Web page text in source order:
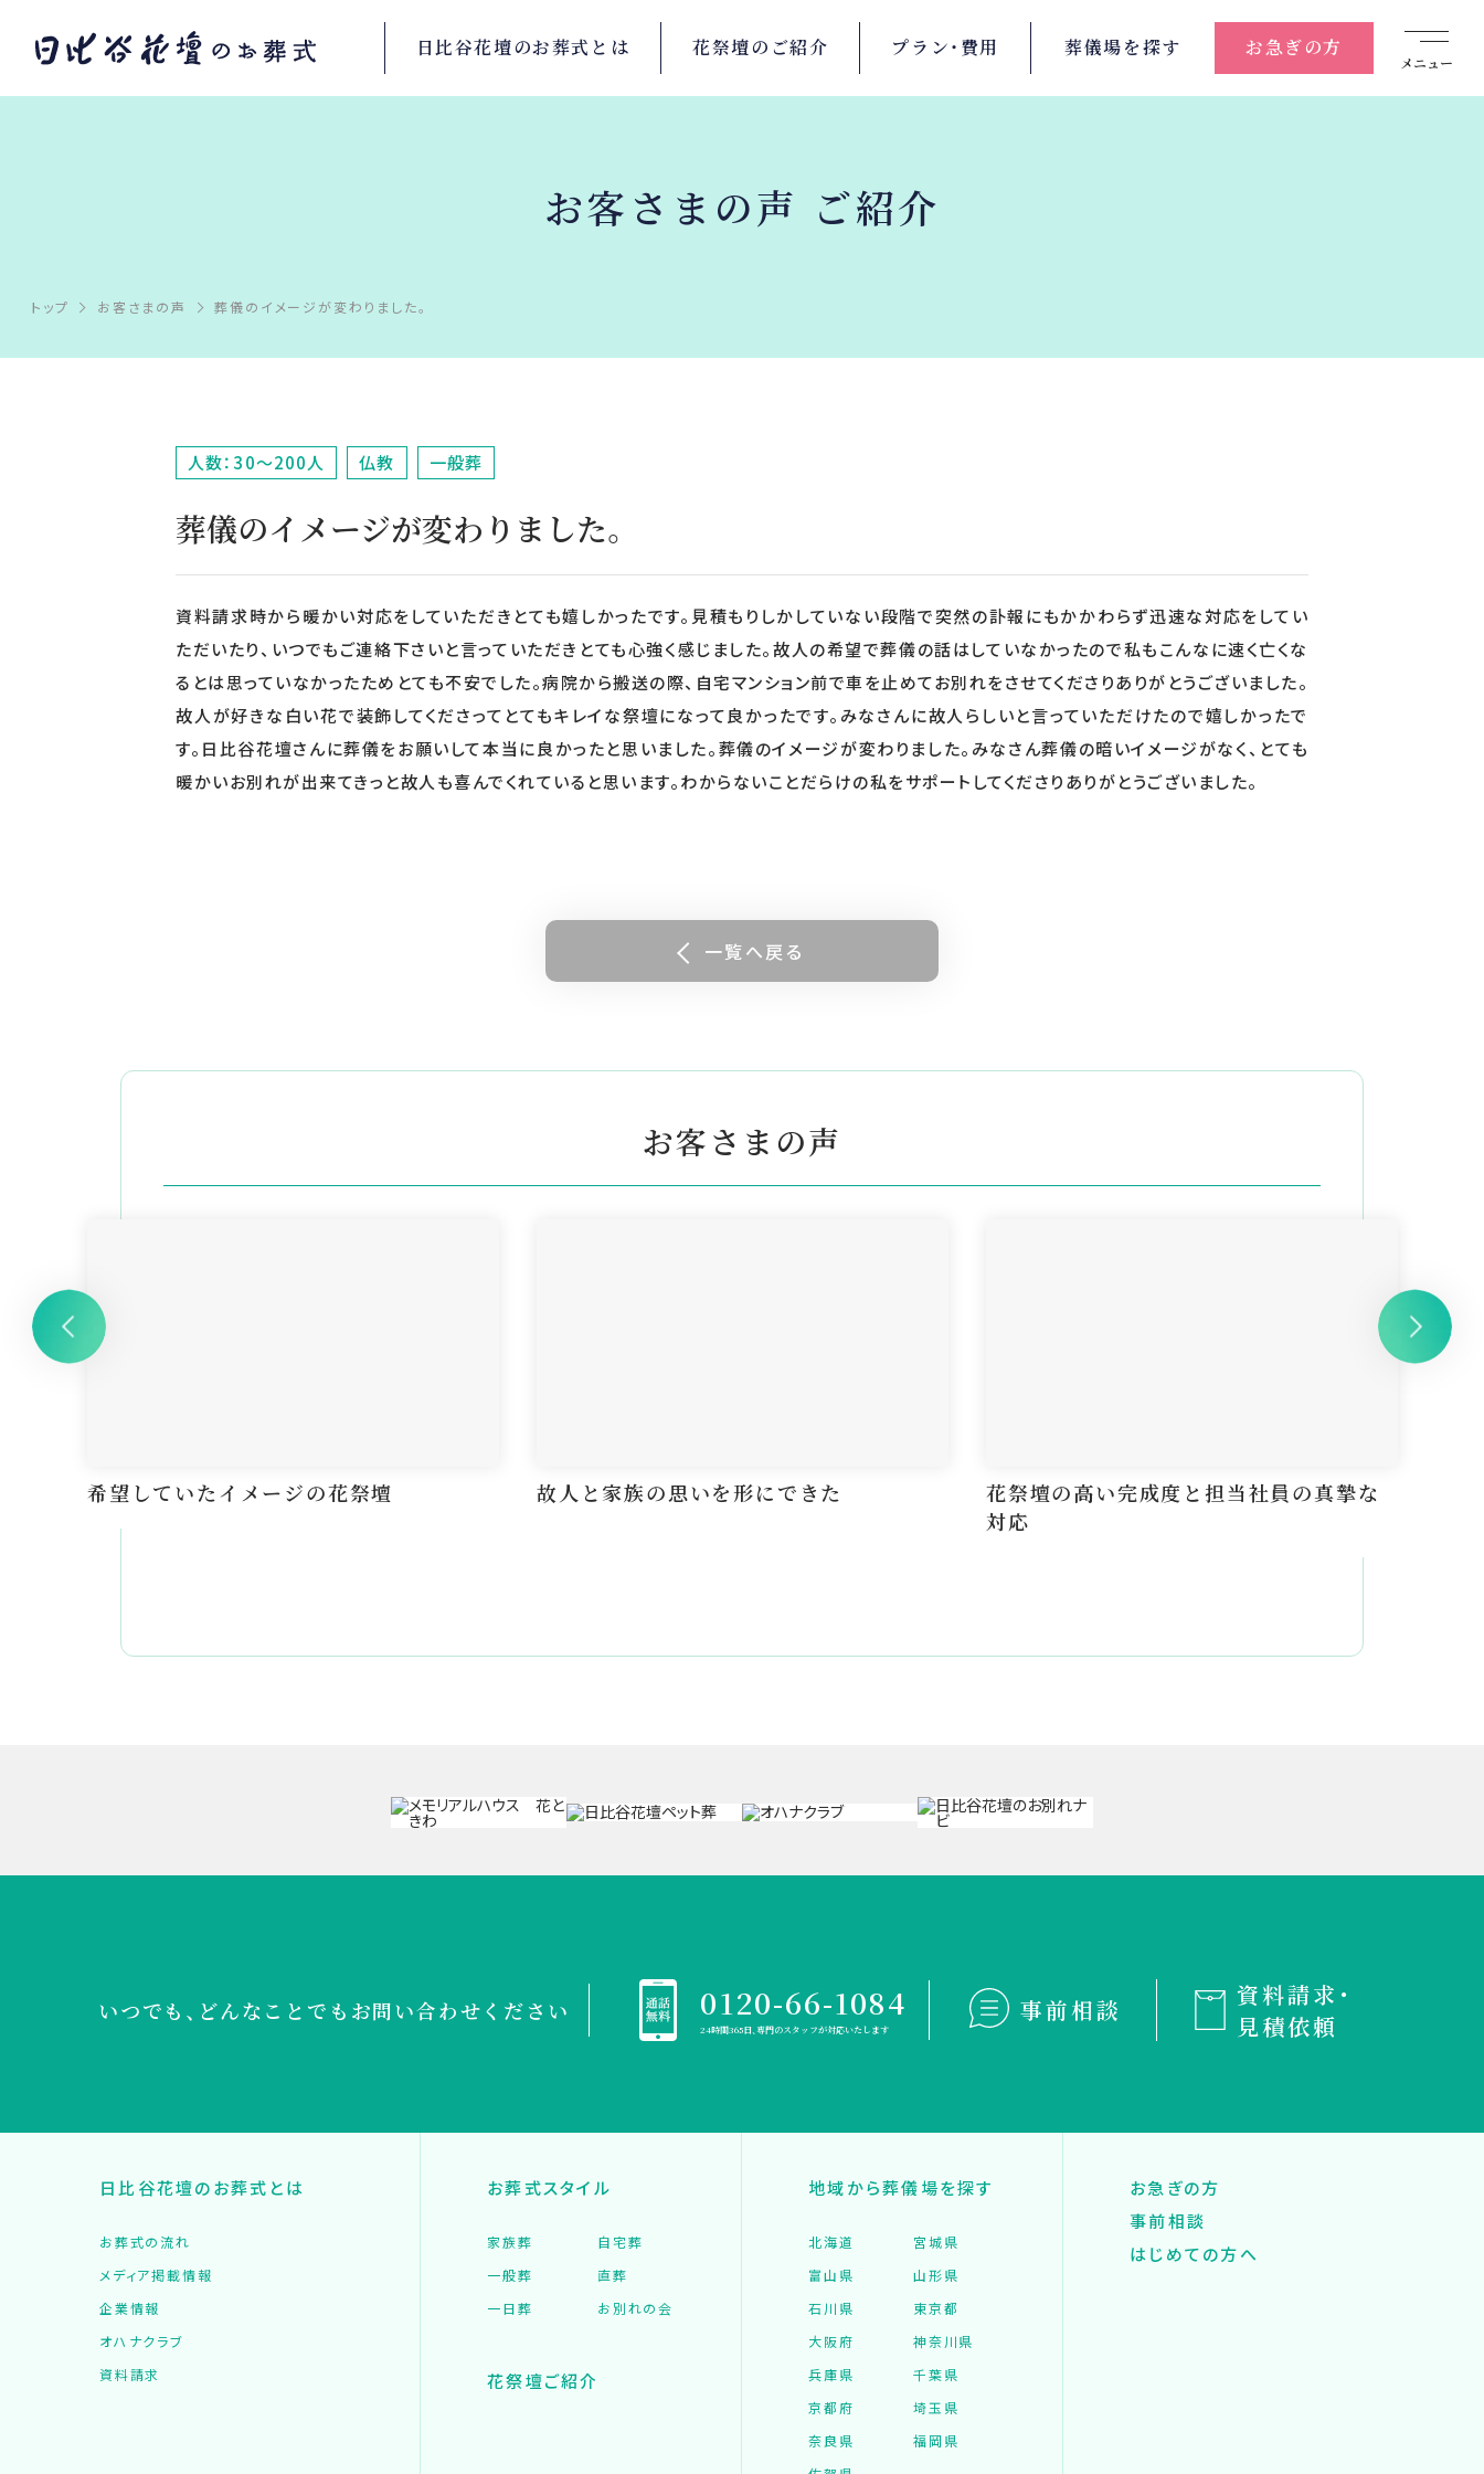
メニュー
日比谷花壇のお葬式とは 花祭壇の ご紹介 プラン・ 費用 葬儀場を探す お急ぎの方
お客さまの声 ご紹介
トップ お客さまの声 葬儀のイメージが変わりました。
人数：30～200人 仏教 一般葬
葬儀のイメージが変わりました。
資料請求時から暖かい対応をしていただきとても嬉しかったです。見積もりしかしていない段階で突然の訃報にもかかわらず迅速な対応をしてい
ただいたり、いつでもご連絡下さいと言っていただきとても心強く感じました。故人の希望で葬儀の話はしていなかったので私もこんなに速く亡くな
るとは思っていなかったためとても不安でした。病院から搬送の際、自宅マンション前で車を止めてお別れをさせてくださりありがとうございました。
故人が好きな白い花で装飾してくださってとてもキレイな祭壇になって良かったです。みなさんに故人らしいと言っていただけたので嬉しかったで
す。日比谷花壇さんに葬儀をお願いして本当に良かったと思いました。葬儀のイメージが変わりました。みなさん葬儀の暗いイメージがなく、とても
暖かいお別れが出来てきっと故人も喜んでくれていると思います。わからないことだらけの私をサポートしてくださりありがとうございました。
一覧へ戻る
お客さまの声
希望していたイメージの花祭壇 故人と家族の思いを形にできた
花祭壇の高い完成度と担当社員の真摯な
対応
いつでも、どんなことでも お問い合わせください 0120-66-1084
24時間365日、専門のスタッフが対応いたします
事前相談
資料請求・
見積依頼
日比谷花壇のお葬式とは
お葬式の流れ
メディア掲載情報
企業情報
オハナクラブ
資料請求
お葬式スタイル
家族葬
自宅葬
一般葬
直葬
一日葬
お別れの会
花祭壇ご紹介
地域から葬儀場を探す
北海道
宮城県
富山県
山形県
石川県
東京都
大阪府
神奈川県
兵庫県
千葉県
京都府
埼玉県
奈良県
福岡県
お急ぎの方
事前相談
はじめての方へ